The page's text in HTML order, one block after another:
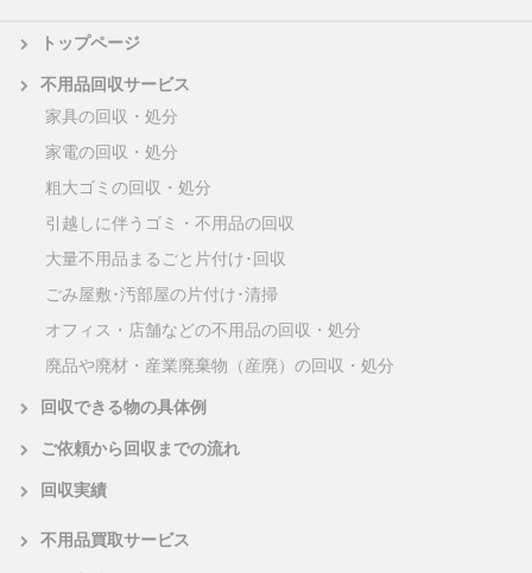
トップページ
不用品回収サービス
家具の回収・処分
家電の回収・処分
粗大ゴミの回収・処分
引越しに伴うゴミ・不用品の回収
大量不用品まるごと片付け･回収
ごみ屋敷･汚部屋の片付け･清掃
オフィス・店舗などの不用品の回収・処分
廃品や廃材・産業廃棄物（産廃）の回収・処分
回収できる物の具体例
ご依頼から回収までの流れ
回収実績
不用品買取サービス